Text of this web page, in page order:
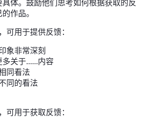
具体。鼓励他们思考如何根据获取的反
作品。
可用于提供反馈：
象非常深刻
关于......内容
同看法
同的看法
可用于获取反馈：